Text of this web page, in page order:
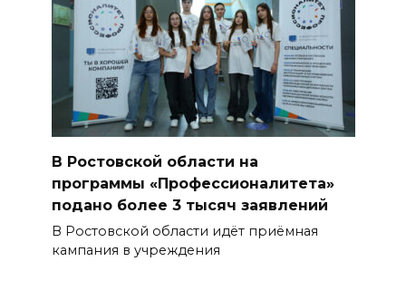
В Ростовской области на
программы «Профессионалитета»
подано более 3 тысяч заявлений
В Ростовской области идёт приёмная
кампания в учреждения